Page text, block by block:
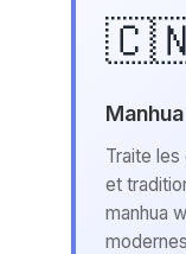
Traite
et
manhua